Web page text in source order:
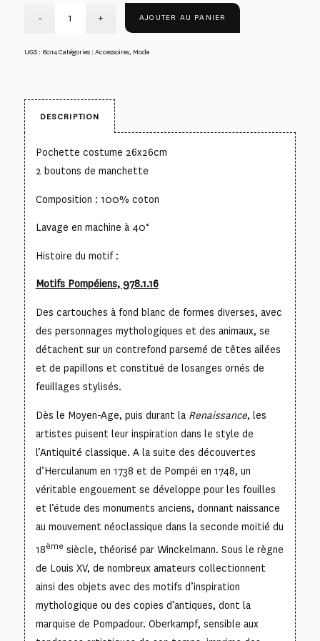
AJOUTER AU PANIER
UGS : 6014Catégories :Accessoires, Mode
DESCRIPTION
Pochette costume 26x26cm
2 boutons de manchette
Composition : 100% coton
Lavage en machine à 40°
Histoire du motif :
Motifs Pompéiens, 978.1.16
Des cartouches à fond blanc de formes diverses, avec
des personnages mythologiques et des animaux, se
détachent sur un contrefond parsemé de têtes ailées
et de papillons et constitué de losanges ornés de
feuillages stylisés.
Dès le Moyen-Age, puis durant la Renaissance, les
artistes puisent leur inspiration dans le style de
l’Antiquité classique. A la suite des découvertes
d’Herculanum en 1738 et de Pompéi en 1748, un
véritable engouement se développe pour les fouilles
et l’étude des monuments anciens, donnant naissance
au mouvement néoclassique dans la seconde moitié du
18ème siècle, théorisé par Winckelmann. Sous le règne
de Louis XV, de nombreux amateurs collectionnent
ainsi des objets avec des motifs d’inspiration
mythologique ou des copies d’antiques, dont la
marquise de Pompadour. Oberkampf, sensible aux